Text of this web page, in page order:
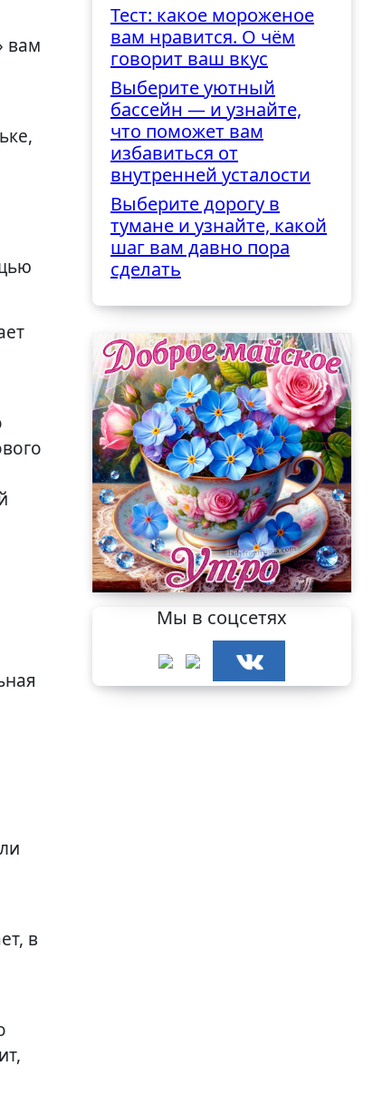
вам
в
Тест: какое мороженое
вам нравится. О чём
говорит ваш вкус
Выберите уютный
бассейн — и узнайте,
что поможет вам
избавиться от
внутренней усталости
Выберите дорогу в
тумане и узнайте, какой
шаг вам давно пора
сделать
Мы в соцсетях